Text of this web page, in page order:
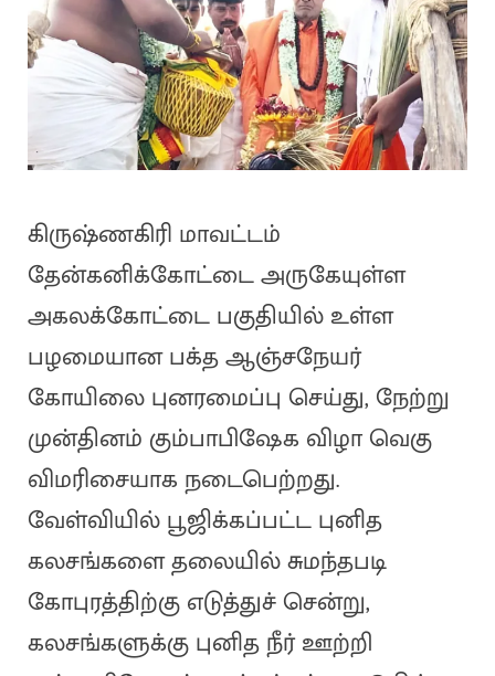
கிருஷ்ணகிரி மாவட்டம்
தேன்கனிக்கோட்டை அருகேயுள்ள
அகலக்கோட்டை பகுதியில் உள்ள
பழமையான பக்த ஆஞ்சநேயர்
கோயிலை புனரமைப்பு செய்து, நேற்று
முன்தினம் கும்பாபிஷேக விழா வெகு
விமரிசையாக நடைபெற்றது.
வேள்வியில் பூஜிக்கப்பட்ட புனித
கலசங்களை தலையில் சுமந்தபடி
கோபுரத்திற்கு எடுத்துச் சென்று,
கலசங்களுக்கு புனித நீர் ஊற்றி